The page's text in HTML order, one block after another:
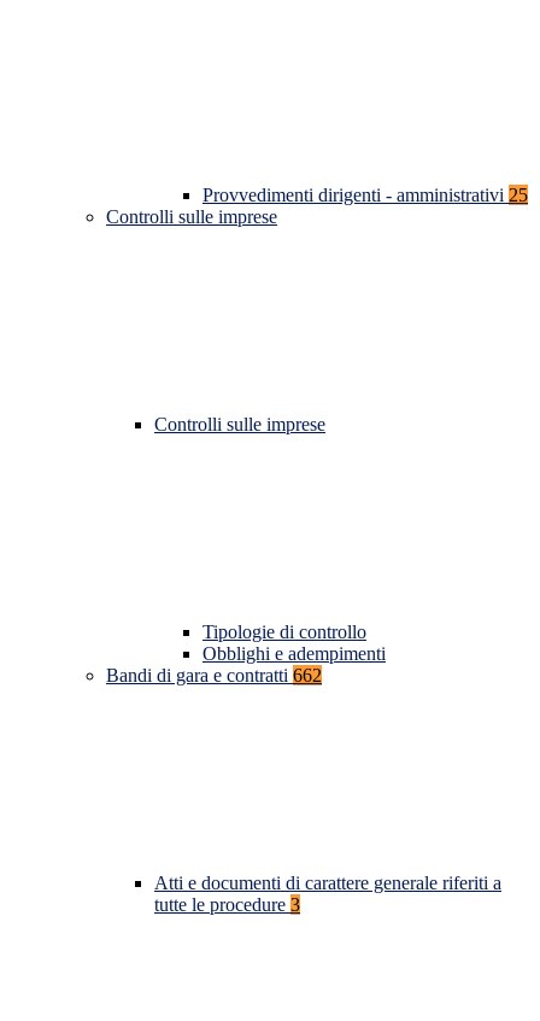
Provvedimenti dirigenti - amministrativi 25
Controlli sulle imprese
Controlli sulle imprese
Tipologie di controllo
Obblighi e adempimenti
Bandi di gara e contratti 662
Atti e documenti di carattere generale riferiti a
tutte le procedure 3